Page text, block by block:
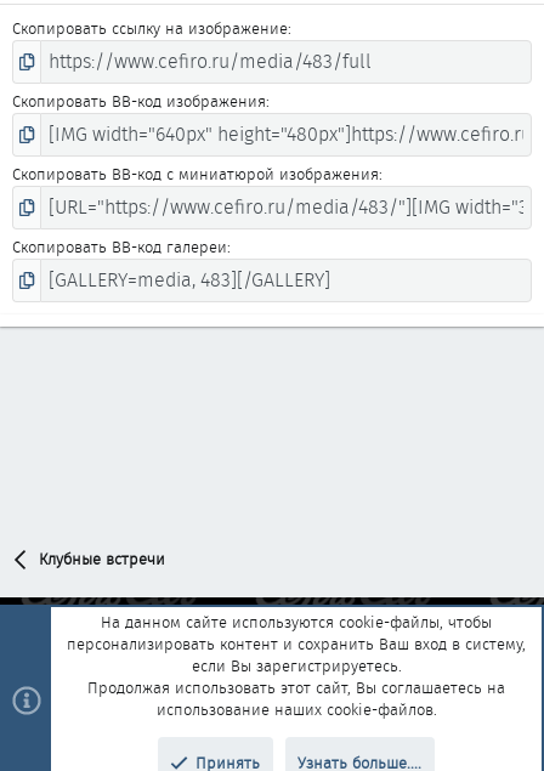
Скопировать ссылку на изображение
Скопировать BB-код изображения
Скопировать BB-код с миниатюрой изображения
Скопировать BB-код галереи
Клубные встречи
Обратная связь
Условия и правила
Политика конфиденциальности
Помощь Главная
R
®
На данном сайте используются cookie-файлы, чтобы
персонализировать контент и сохранить Ваш вход в систему,
если Вы зарегистрируетесь.
Продолжая использовать этот сайт, Вы соглашаетесь на
использование наших cookie-файлов.
Принять Узнать больше....